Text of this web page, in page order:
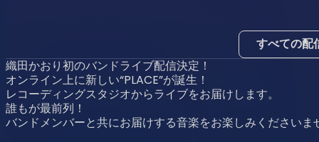
すべての配
織田かおり初のバンドライブ配信決定！
オンライン上に新しい“PLACE”が誕生！
レコーディングスタジオからライブをお届けします。
誰もが最前列！
バンドメンバーと共にお届けする音楽をお楽しみくださいま